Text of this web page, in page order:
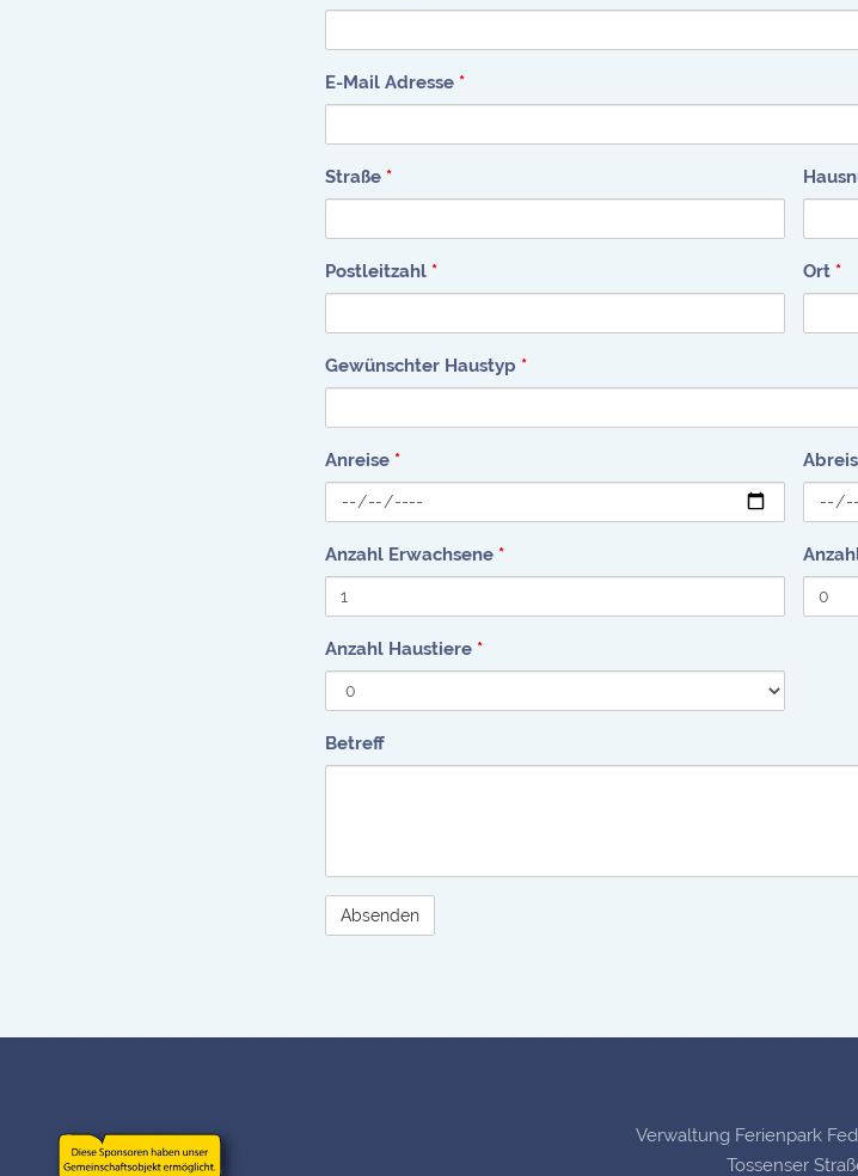
E-Mail Adresse *
Straße *
Postleitzahl * Ort *
Gewünschter Haustyp *
Anreise *
Anzahl Erwachsene *
Anzahl Haustiere *
Betreff
Verwaltung Ferienpark
Tossenser